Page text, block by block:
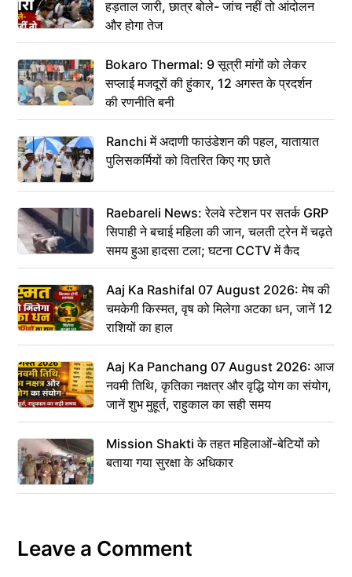
हड़ताल जारी, छात्र बोले- जांच नहीं तो आंदोलन
और होगा तेज
Bokaro Thermal: 9 सूत्री मांगों को लेकर
सप्लाई मजदूरों की हुंकार, 12 अगस्त के प्रदर्शन
की रणनीति बनी
Ranchi में अदाणी फाउंडेशन की पहल, यातायात
पुलिसकर्मियों को वितरित किए गए छाते
Raebareli News: रेलवे स्टेशन पर सतर्क GRP
सिपाही ने बचाई महिला की जान, चलती ट्रेन में चढ़ते
समय हुआ हादसा टला; घटना CCTV में कैद
Aaj Ka Rashifal 07 August 2026: मेष की
चमकेगी किस्मत, वृष को मिलेगा अटका धन, जानें 12
राशियों का हाल
Aaj Ka Panchang 07 August 2026: आज
नवमी तिथि, कृतिका नक्षत्र और वृद्धि योग का संयोग,
जानें शुभ मुहूर्त, राहुकाल का सही समय
Mission Shakti के तहत महिलाओं-बेटियों को
बताया गया सुरक्षा के अधिकार
Leave a Comment